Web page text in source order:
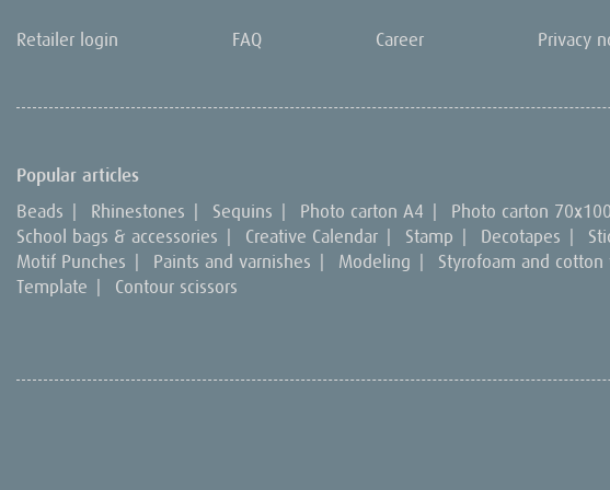
Retailer login FAQ Career Privacy
Popular articles
Beads Rhinestones Sequins Photo carton A4 Photo carton
School bags & accessories
Creative Calendar Stamp Decotapes
Motif Punches
Paints and varnishes Modeling Styrofoam and
Template
Contour scissors